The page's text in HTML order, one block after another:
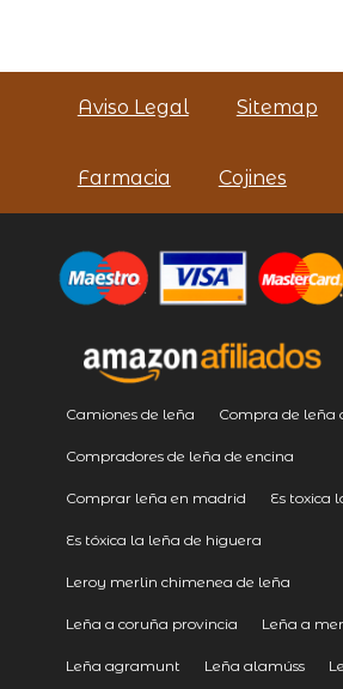
Aviso Legal Sitemap
Farmacia Cojines
Camiones de leña Compra de leña
Compradores de leña de encina
Comprar leña en madrid Es toxica
Es tóxica la leña de higuera
Leroy merlin chimenea de leña
Leña a coruña provincia Leña a
Leña agramunt Leña alamúss